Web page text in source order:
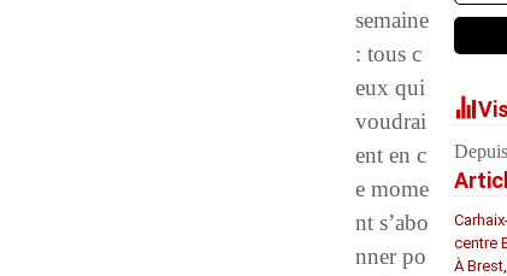
semaine
: tous c
eux qui
voudrai
ent en c
e mome
nt s’abo
nner po
centre
À